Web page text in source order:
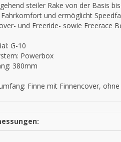
steiler Rake von der Basis
Fahrkomfort und ermöglicht
und Freeride- sowie Freerace
G-10
Powerbox
380mm
Finne mit Finnencover,